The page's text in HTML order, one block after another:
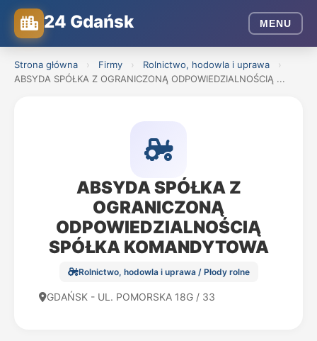
24 Gdańsk MENU
Strona główna › Firmy › Rolnictwo, hodowla i uprawa
›
ABSYDA SPÓŁKA Z OGRANICZONĄ ODPOWIEDZIALNOŚCIĄ ...
ABSYDA SPÓŁKA Z
OGRANICZONĄ
ODPOWIEDZIALNOŚCIĄ
SPÓŁKA KOMANDYTOWA
Rolnictwo, hodowla i uprawa / Płody rolne
GDAŃSK - UL. POMORSKA 18G / 33